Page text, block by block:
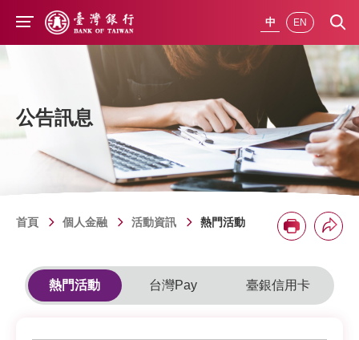
前往主要內容
中 EN
公告訊息
首頁 個人金融 活動資訊 熱門活動 分享
熱門活動 台灣Pay 臺銀信用卡